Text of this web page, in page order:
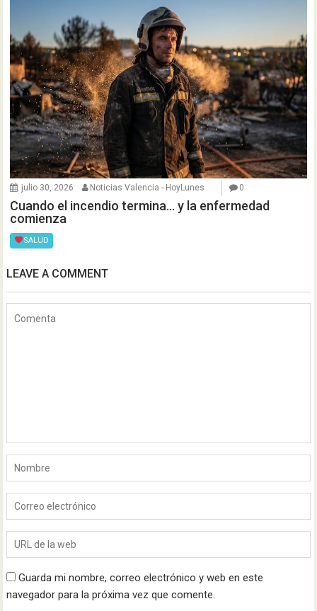
julio 30, 2026 Noticias Valencia - HoyLunes 0
Cuando el incendio termina… y la enfermedad
comienza
SALUD
LEAVE A COMMENT
Guarda mi nombre, correo electrónico y web en este
navegador para la próxima vez que comente.